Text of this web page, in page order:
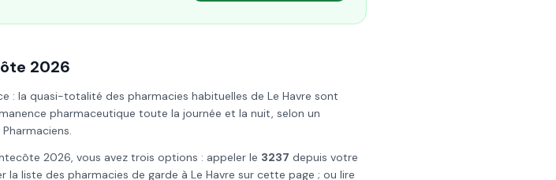
2026
: la quasi-totalité des pharmacies habituelles de Le Havre sont
pharmaceutique toute la journée et la nuit, selon un
2026, vous avez trois options : appeler le 3237 depuis votre
liste des pharmacies de garde à Le Havre sur cette page ; ou lire